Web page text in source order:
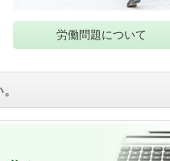
労働問題について